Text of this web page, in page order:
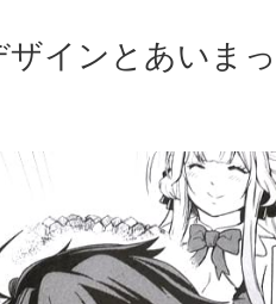
ザインとあいま